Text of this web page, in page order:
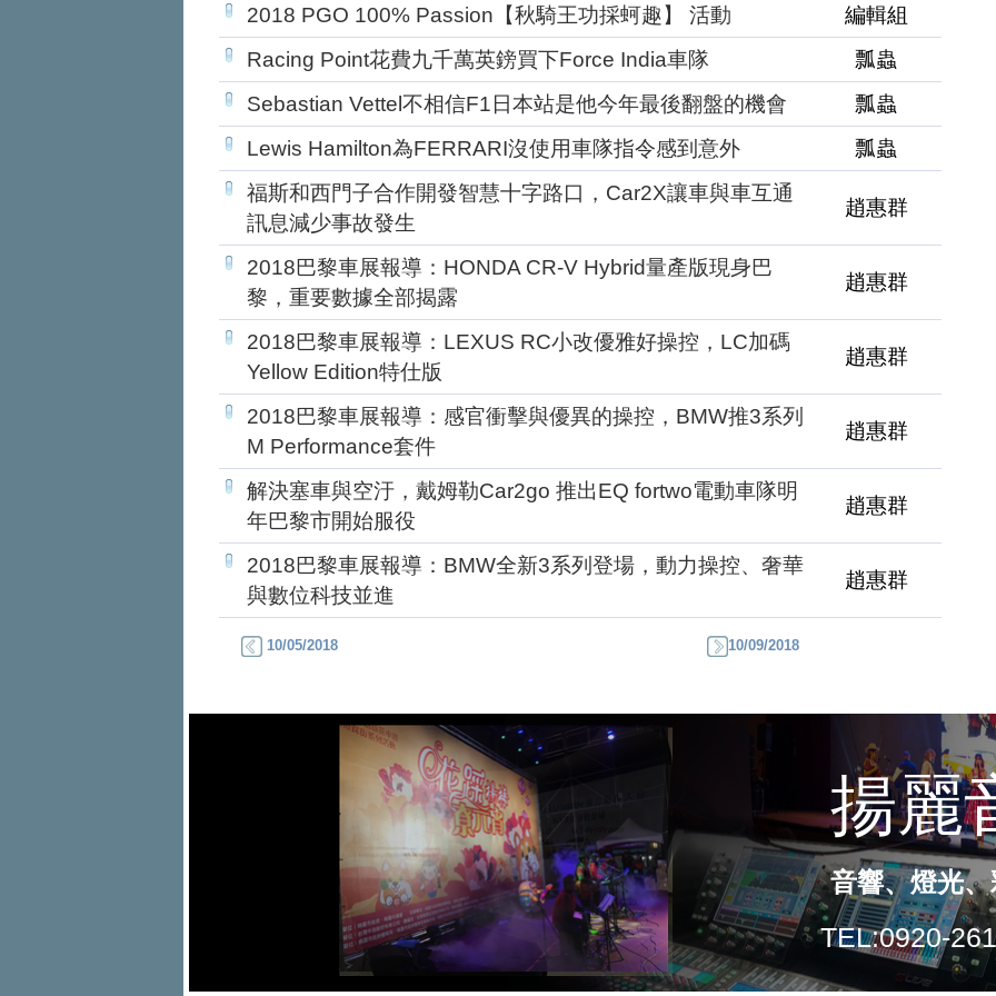
2018 PGO 100% Passion【秋騎王功採蚵趣】 活動
編輯組
Racing Point花費九千萬英鎊買下Force India車隊
瓢蟲
Sebastian Vettel不相信F1日本站是他今年最後翻盤的機會
瓢蟲
Lewis Hamilton為FERRARI沒使用車隊指令感到意外
瓢蟲
福斯和西門子合作開發智慧十字路口，Car2X讓車與車互通
訊息減少事故發生
趙惠群
2018巴黎車展報導：HONDA CR-V Hybrid量產版現身巴
黎，重要數據全部揭露
趙惠群
2018巴黎車展報導：LEXUS RC小改優雅好操控，LC加碼
Yellow Edition特仕版
趙惠群
2018巴黎車展報導：感官衝擊與優異的操控，BMW推3系列
M Performance套件
趙惠群
解決塞車與空汙，戴姆勒Car2go 推出EQ fortwo電動車隊明
年巴黎市開始服役
趙惠群
2018巴黎車展報導：BMW全新3系列登場，動力操控、奢華
與數位科技並進
趙惠群
10/05/2018 10/09/2018